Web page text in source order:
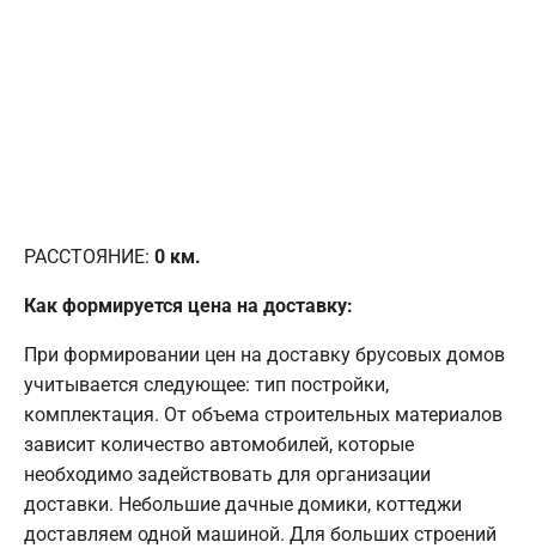
РАССТОЯНИЕ: 0 км.
Как формируется цена на доставку:
При формировании цен на доставку брусовых домов
учитывается следующее: тип постройки,
комплектация. От объема строительных материалов
зависит количество автомобилей, которые
необходимо задействовать для организации
доставки. Небольшие дачные домики, коттеджи
доставляем одной машиной. Для больших строений